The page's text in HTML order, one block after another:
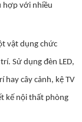
hợp với nhiều
vật dụng chức
Sử dụng đèn LED,
cây cảnh, kệ TV
kế nội thất phòng